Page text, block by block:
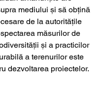
mediului și să obțină
de la autoritățile
măsurilor de
și a practicilor
a terenurilor este
dezvoltarea proiectelor.